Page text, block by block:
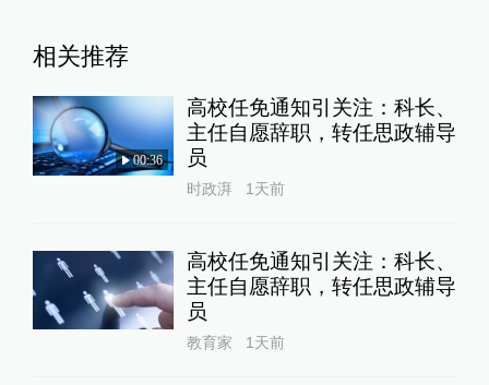
相关推荐
00:36
高校任免通知引关注：科长、
主任自愿辞职，转任思政辅导
员
时政湃 1天前
高校任免通知引关注：科长、
主任自愿辞职，转任思政辅导
员
教育家 1天前